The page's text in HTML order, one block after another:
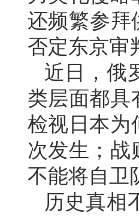
还频繁参拜
否定东京审
近日，俄
类层面都具
检视日本为
次发生；战
不能将自卫
历史真相